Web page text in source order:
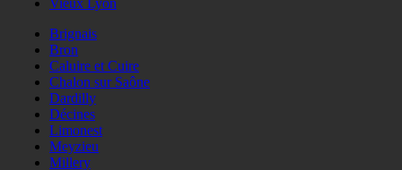
Vieux Lyon
Brignais
Bron
Caluire et Cuire
Chalon sur Saône
Dardilly
Décines
Limonest
Meyzieu
Millery